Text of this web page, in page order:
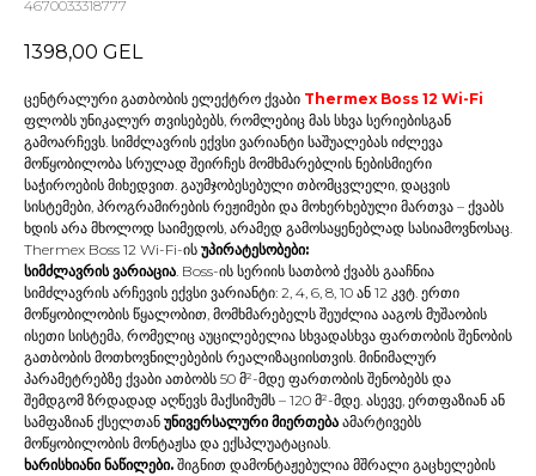
4670033318777
1398,00 GEL
ცენტრალური გათბობის ელექტრო ქვაბი Thermex Boss 12 Wi-Fi
ფლობს უნიკალურ თვისებებს, რომლებიც მას სხვა სერიებისგან
გამოარჩევს. სიმძლავრის ექვსი ვარიანტი საშუალებას იძლევა
მოწყობილობა სრულად შეირჩეს მომხმარებლის ნებისმიერი
საჭიროების მიხედვით. გაუმჯობესებული თბომცვლელი, დაცვის
სისტემები, პროგრამირების რეჟიმები და მოხერხებული მართვა – ქვაბს
ხდის არა მხოლოდ საიმედოს, არამედ გამოსაყენებლად სასიამოვნოსაც.
Thermex Boss 12 Wi-Fi-ის უპირატესობები:
სიმძლავრის ვარიაცია. Boss-ის სერიის სათბობ ქვაბს გააჩნია
სიმძლავრის არჩევის ექვსი ვარიანტი: 2, 4, 6, 8, 10 ან 12 კვტ. ერთი
მოწყობილობის წყალობით, მომხმარებელს შეუძლია ააგოს მუშაობის
ისეთი სისტემა, რომელიც აუცილებელია სხვადასხვა ფართობის შენობის
გათბობის მოთხოვნილებების რეალიზაციისთვის. მინიმალურ
პარამეტრებზე ქვაბი ათბობს 50 მ²-მდე ფართობის შენობებს და
შემდგომ ზრდადად აღწევს მაქსიმუმს – 120 მ²-მდე. ასევე, ერთფაზიან ან
სამფაზიან ქსელთან უნივერსალური მიერთება ამარტივებს
მოწყობილობის მონტაჟსა და ექსპლუატაციას.
ხარისხიანი ნაწილები. შიგნით დამონტაჟებულია მშრალი გაცხელების